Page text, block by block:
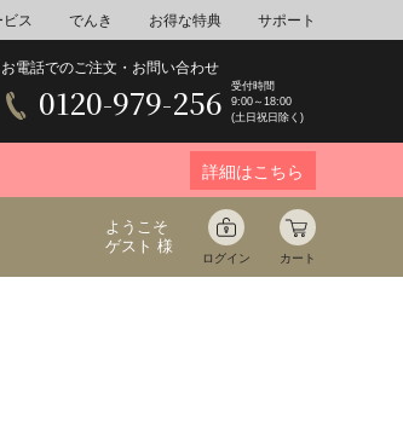
ス でんき お得な特典 サポート
お電話でのご注文・お問い合わせ
0120-979-256
受付時間
9:00～18:00
(土日祝日除く)
詳細はこちら
ようこそ
ゲスト 様
ログイン カート